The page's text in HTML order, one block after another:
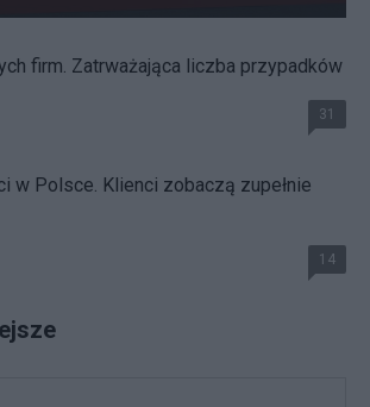
firm. Zatrważająca liczba przypadków
31
w Polsce. Klienci zobaczą zupełnie
14